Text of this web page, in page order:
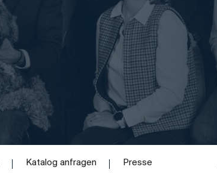
Katalog anfragen Presse